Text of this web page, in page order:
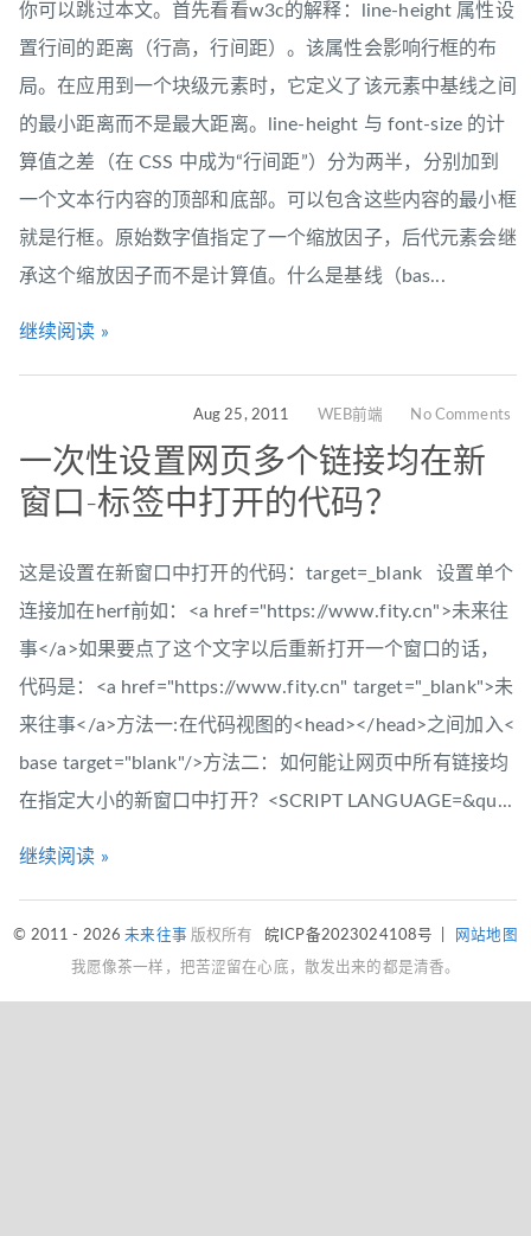
你可以跳过本文。首先看看w3c的解释：line-height 属性设
置行间的距离（行高，行间距）。该属性会影响行框的布
局。在应用到一个块级元素时，它定义了该元素中基线之间
的最小距离而不是最大距离。line-height 与 font-size 的计
算值之差（在 CSS 中成为“行间距”）分为两半，分别加到
一个文本行内容的顶部和底部。可以包含这些内容的最小框
就是行框。原始数字值指定了一个缩放因子，后代元素会继
承这个缩放因子而不是计算值。什么是基线（bas...
继续阅读 »
Aug 25, 2011 WEB前端 No Comments
一次性设置网页多个链接均在新
窗口-标签中打开的代码？
这是设置在新窗口中打开的代码：target=_blank 设置单个
连接加在herf前如：<a href="https://www.fity.cn">未来往
事</a>如果要点了这个文字以后重新打开一个窗口的话，
代码是：<a href="https://www.fity.cn" target="_blank">未
来往事</a>方法一:在代码视图的<head></head>之间加入<
base target="blank"/>方法二：如何能让网页中所有链接均
在指定大小的新窗口中打开？<SCRIPT LANGUAGE=&qu...
继续阅读 »
© 2011 - 2026未来往事 版权所有 皖ICP备2023024108号 网站地图
我愿像茶一样，把苦涩留在心底，散发出来的都是清香。